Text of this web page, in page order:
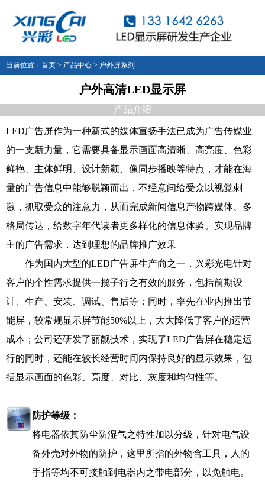
当前位置： 首页 > 产品中心 > 户外屏系列
户外高清LED显示屏
产品介绍
LED广告屏作为一种新式的媒体宣扬手法已成为广告传媒业
的一支新力量，它需要具备显示画面高清晰、高亮度、色彩
鲜艳、主体鲜明、设计新颖、像同步播映等特点，才能在海
量的广告信息中能够脱颖而出，不经意间给受众以视觉刺
激，抓取受众的注意力，从而完成新闻信息产物跨媒体、多
格局传达，给数字年代读者更多样化的信息体验。实现品牌
主的广告需求，达到理想的品牌推广效果
作为国内大型的LED广告屏生产商之一，兴彩光电针对
客户的个性需求提供一揽子行之有效的服务，包括前期设
计、生产、安装、调试、售后等；同时，率先在业内推出节
能屏，较常规显示屏节能50%以上，大大降低了客户的运营
成本；公司还研发了丽靓技术，实现了LED广告屏在稳定运
行的同时，还能在较长经营时间内保持良好的显示效果，包
括显示画面的色彩、亮度、对比、灰度和均匀性等。
防护等级：
将电器依其防尘防湿气之特性加以分级，针对电气设
备外壳对外物的防护，这里所指的外物含工具，人的
手指等均不可接触到电器内之带电部分，以免触电。